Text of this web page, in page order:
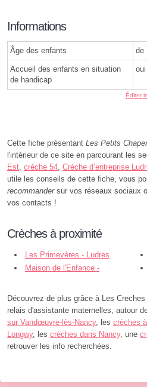
Informations
Âge des enfants de
Accueil des enfants en situation
de handicap
oui
Éditer
Cette fiche présentant Les Petits
l'intérieur de ce site en parcourant les
Est, crèche 54, Crèche d’entreprise
utile les conseils de cette fiche, vous
recommandersur vos réseaux sociaux
vos contacts !
Crèches à proximité
Les Primevères - Ludres
Maison de l'Enfance -
Découvrez de plus grâce à Les
relais d'assistante maternelles, autour
sur Vandœuvre-lès-Nancy, les crèches
Longwy, les crèches dans Nancy, une
retrouver les info recherchées.